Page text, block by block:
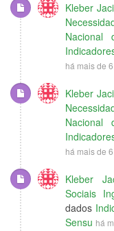
Kleber
Nacional
há mais de
Kleber
Nacional
há mais de
Kleber
Sociais
dados
Sensu há